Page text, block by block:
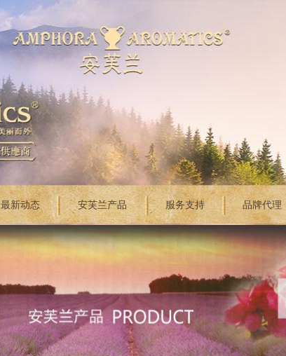
最新动态 安芙兰产品 服务支持 品牌代理